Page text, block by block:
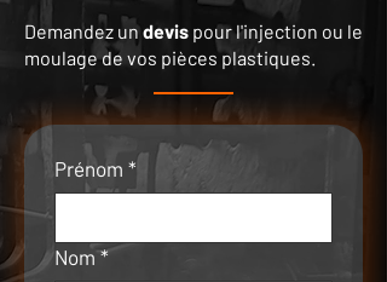
Demandez undevis pour l'injection ou le
moulage de vos pièces plastiques.
Prénom *
Nom *